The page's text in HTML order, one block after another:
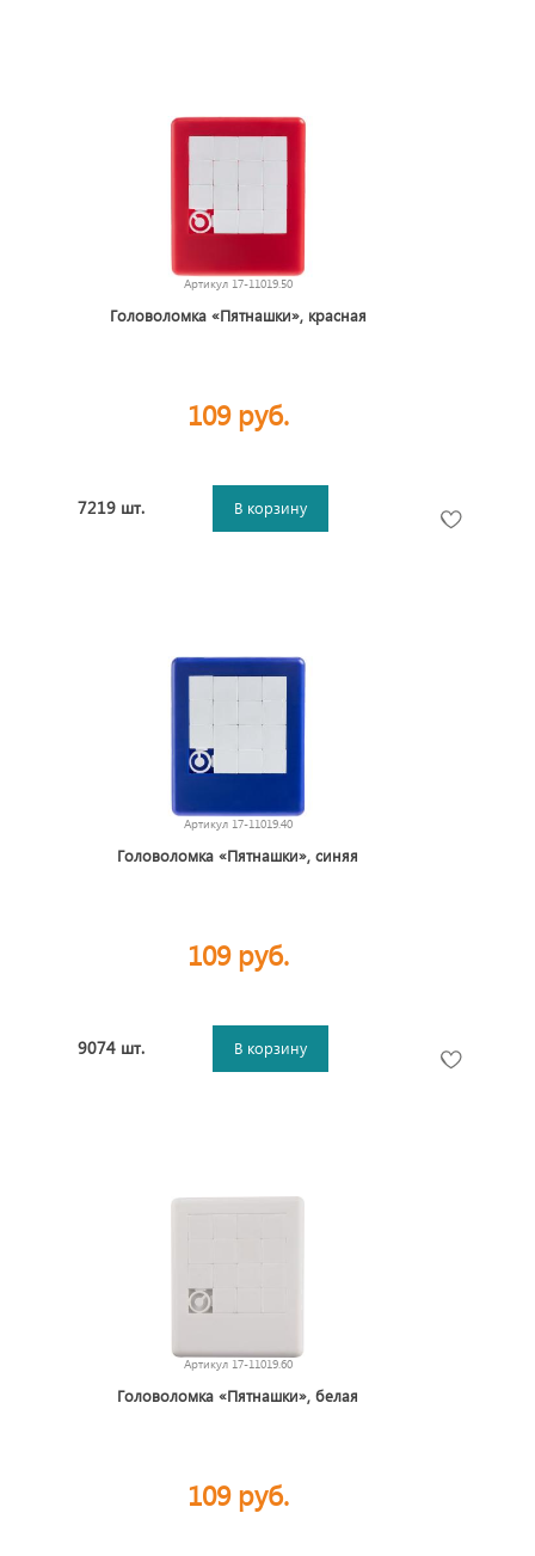
Артикул 17-11019.50
Головоломка «Пятнашки», красная
109 руб.
7219 шт. В корзину
Артикул 17-11019.40
Головоломка «Пятнашки», синяя
109 руб.
9074 шт. В корзину
Артикул 17-11019.60
Головоломка «Пятнашки», белая
109 руб.